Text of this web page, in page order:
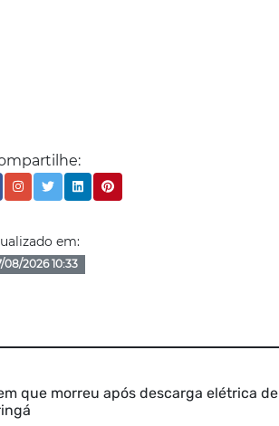
em:
08/2026 10:33
que morreu após descarga elétrica de